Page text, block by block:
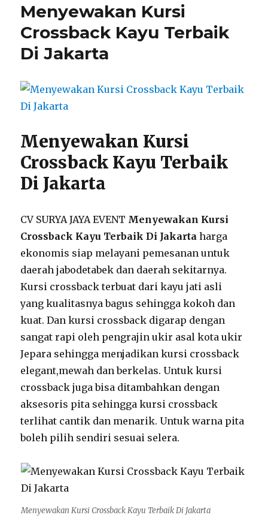
Back
Dan
Meja
Di
Menyewakan Kursi
Crossback Kayu Terbaik
Di Jakarta
Menyewakan Kursi
Crossback Kayu Terbaik
Di Jakarta
CV SURYA JAYA EVENT Menyewakan Kursi
Crossback Kayu Terbaik Di Jakartaharga
ekonomis siap melayani pemesanan untuk
daerah jabodetabek dan daerah sekitarnya.
Kursi crossback terbuat dari kayu jati asli
yang kualitasnya bagus sehingga kokoh dan
kuat. Dan kursi crossback digarap dengan
sangat rapi oleh pengrajin ukir asal kota ukir
Jepara sehingga menjadikan kursi crossback
elegant,mewah dan berkelas. Untuk kursi
crossback juga bisa ditambahkan dengan
aksesoris pita sehingga kursi crossback
terlihat cantik dan menarik. Untuk warna pita
boleh pilih sendiri sesuai selera.
Menyewakan Kursi Crossback Kayu Terbaik Di Jakarta